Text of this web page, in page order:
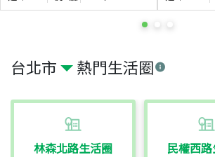
台北市 熱門生活圈
林森北路生活圈 民權西